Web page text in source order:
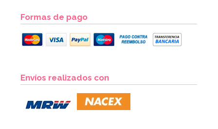
Formas de pago
Envíos realizados con